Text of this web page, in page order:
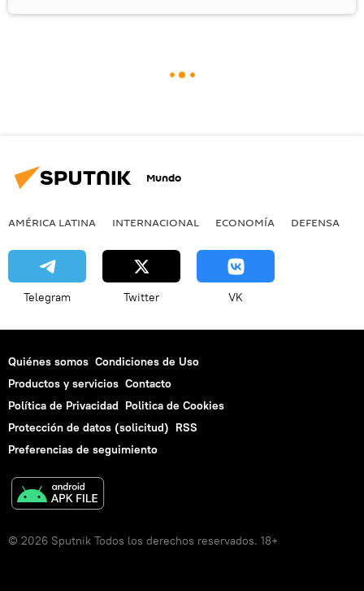
Mundo
AMÉRICA LATINA INTERNACIONAL ECONOMÍA DEFENSA
Telegram Twitter VK
Quiénes somos Condiciones de Uso
Productos y servicios Contacto
Política de Privacidad Politica de Cookies
Protección de datos (solicitud) RSS
Preferencias de seguimiento
© 2026 Sputnik Todos los derechos reservados. 18+